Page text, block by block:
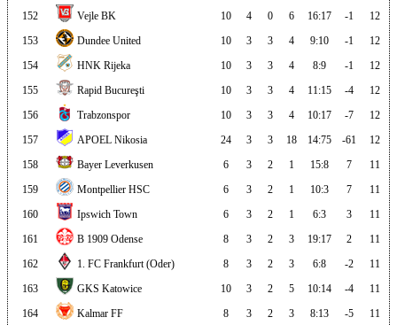
152
Vejle BK 10 4 0 6 16:17 -1
12
153
Dundee United 10 3 3 4 9:10 -1
12
154
HNK Rijeka 10 3 3 4 8:9 -1
12
155
Rapid Bucureşti 10 3 3 4 11:15 -4
12
156
Trabzonspor 10 3 3 4 10:17 -7
12
157
APOEL Nikosia 24 3 3 18 14:75 -61
12
158
Bayer Leverkusen 6 3 2 1 15:8 7
11
159
Montpellier HSC 6 3 2 1 10:3 7
11
160
Ipswich Town 6 3 2 1 6:3 3
11
161
B 1909 Odense 8 3 2 3 19:17 2
11
162
1. FC Frankfurt (Oder) 8 3 2 3 6:8 -2
11
163
GKS Katowice 10 3 2 5 10:14 -4
11
164
Kalmar FF 8 3 2 3 8:13 -5
11